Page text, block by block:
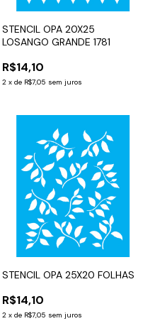
STENCIL OPA 20X25
LOSANGO GRANDE 1781
R$14,10
2 x de R$7,05 sem juros
STENCIL OPA 25X20 FOLHAS
R$14,10
2 x de R$7,05 sem juros